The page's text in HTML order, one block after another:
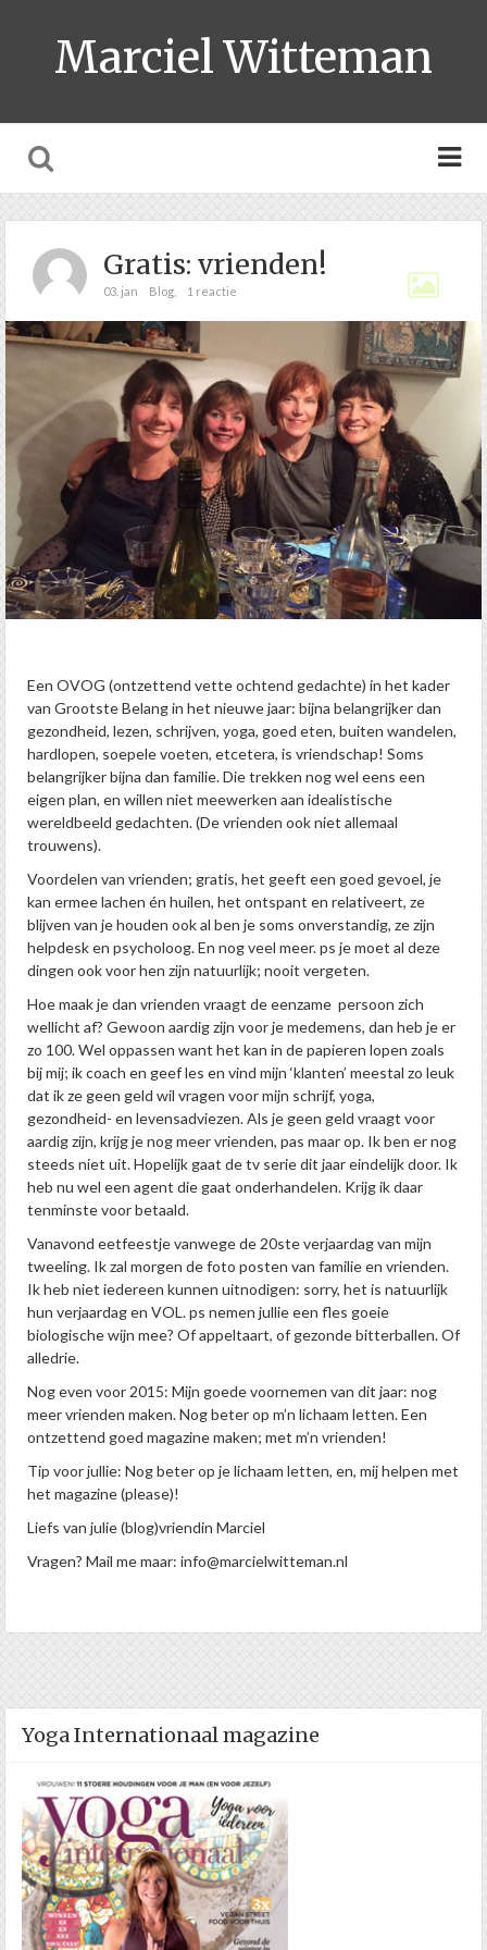
Marciel Witteman
Gratis: vrienden!
03. jan Blog 1 reactie
Een OVOG (ontzettend vette ochtend gedachte) in het kader
van Grootste Belang in het nieuwe jaar: bijna belangrijker dan
gezondheid, lezen, schrijven, yoga, goed eten, buiten wandelen,
hardlopen, soepele voeten, etcetera, is vriendschap! Soms
belangrijker bijna dan familie. Die trekken nog wel eens een
eigen plan, en willen niet meewerken aan idealistische
wereldbeeld gedachten. (De vrienden ook niet allemaal
trouwens).
Voordelen van vrienden; gratis, het geeft een goed gevoel, je
kan ermee lachen én huilen, het ontspant en relativeert, ze
blijven van je houden ook al ben je soms onverstandig, ze zijn
helpdesk en psycholoog. En nog veel meer. ps je moet al deze
dingen ook voor hen zijn natuurlijk; nooit vergeten.
Hoe maak je dan vrienden vraagt de eenzame persoon zich
wellicht af? Gewoon aardig zijn voor je medemens, dan heb je er
zo 100. Wel oppassen want het kan in de papieren lopen zoals
bij mij; ik coach en geef les en vind mijn ‘klanten’ meestal zo leuk
dat ik ze geen geld wil vragen voor mijn schrijf, yoga,
gezondheid- en levensadviezen. Als je geen geld vraagt voor
aardig zijn, krijg je nog meer vrienden, pas maar op. Ik ben er nog
steeds niet uit. Hopelijk gaat de tv serie dit jaar eindelijk door. Ik
heb nu wel een agent die gaat onderhandelen. Krijg ik daar
tenminste voor betaald.
Vanavond eetfeestje vanwege de 20ste verjaardag van mijn
tweeling. Ik zal morgen de foto posten van familie en vrienden.
Ik heb niet iedereen kunnen uitnodigen: sorry, het is natuurlijk
hun verjaardag en VOL. ps nemen jullie een fles goeie
biologische wijn mee? Of appeltaart, of gezonde bitterballen. Of
alledrie.
Nog even voor 2015: Mijn goede voornemen van dit jaar: nog
meer vrienden maken. Nog beter op m’n lichaam letten. Een
ontzettend goed magazine maken; met m’n vrienden!
Tip voor jullie: Nog beter op je lichaam letten, en, mij helpen met
het magazine (please)!
Liefs van julie (blog)vriendin Marciel
Vragen? Mail me maar: info@marcielwitteman.nl
Yoga Internationaal magazine